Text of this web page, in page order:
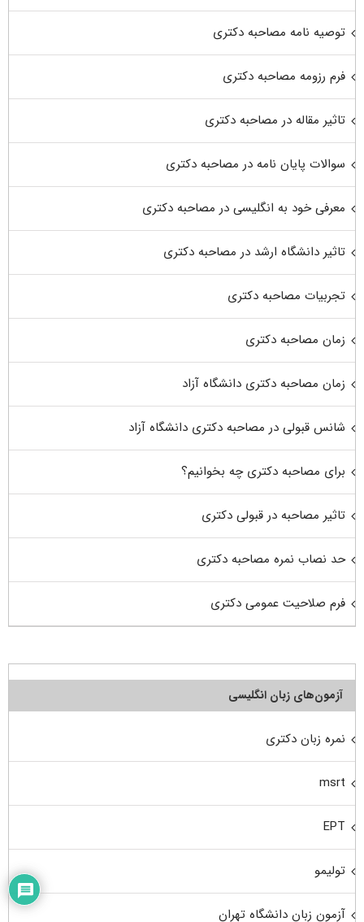
توصیه نامه مصاحبه دکتری
فرم رزومه مصاحبه دکتری
تاثیر مقاله در مصاحبه دکتری
سوالات پایان نامه در مصاحبه دکتری
معرفی خود به انگلیسی در مصاحبه دکتری
تاثیر دانشگاه ارشد در مصاحبه دکتری
تجربیات مصاحبه دکتری
زمان مصاحبه دکتری
زمان مصاحبه دکتری دانشگاه آزاد
شانس قبولی در مصاحبه دکتری دانشگاه آزاد
برای مصاحبه دکتری چه بخوانیم؟
تاثیر مصاحبه در قبولی دکتری
حد نصاب نمره مصاحبه دکتری
فرم صلاحیت عمومی دکتری
آزمون‌های زبان انگلیسی
نمره زبان دکتری
msrt
EPT
تولیمو
آزمون زبان دانشگاه تهران